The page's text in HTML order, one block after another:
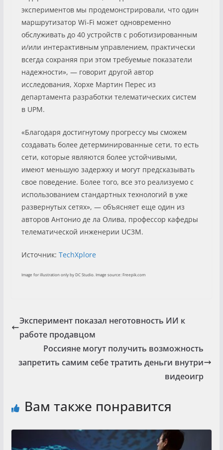
экспериментов мы продемонстрировали, что один
маршрутизатор Wi‑Fi может одновременно
обслуживать до 40 устройств с роботизированным
и/или интерактивным управлением, практически
всегда сохраняя при этом требуемые показатели
надежности», — говорит другой автор
исследования, Хорхе Мартин Перес из
департамента разработки телематических систем
в UPM.
«Благодаря достигнутому прогрессу мы сможем
создавать более детерминированные сети, то есть
сети, которые являются более устойчивыми,
имеют меньшую задержку и могут предсказывать
свое поведение. Более того, все это реализуемо с
использованием стандартных технологий в уже
развернутых сетях», — объясняет еще один из
авторов Антонио де ла Олива, профессор кафедры
телематической инженерии UC3M.
Источник: TechXplore
Image for illustration only by DC Studio. Image source: Freepik.com
Эксперимент показал неготовность ИИ к
работе продавцом
Россияне могут получить возможность
запретить самим себе тратить деньги внутри
видеоигр
Вам также понравится